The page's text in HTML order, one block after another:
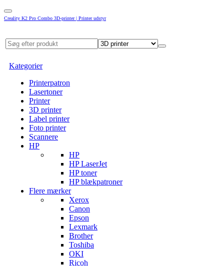
Creality K2 Pro Combo 3D-printer | Printer udstyr
Kategorier
Printerpatron
Lasertoner
Printer
3D printer
Label printer
Foto printer
Scannere
HP
HP
HP LaserJet
HP toner
HP blækpatroner
Flere mærker
Xerox
Canon
Epson
Lexmark
Brother
Toshiba
OKI
Ricoh